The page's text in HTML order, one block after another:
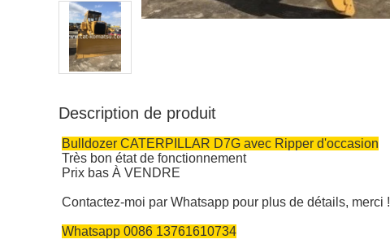
Description de produit
Bulldozer CATERPILLAR D7G avec Ripper d'occasion
Très bon état de fonctionnement
Prix bas À VENDRE
Contactez-moi par Whatsapp pour plus de détails, merci !
Whatsapp 0086 13761610734